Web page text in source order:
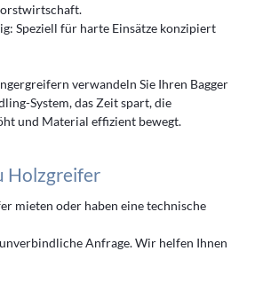
Speziell für harte Einsätze konzipiert
verwandeln Sie Ihren Bagger
System, das Zeit spart, die
und Material effizient bewegt.
Holzgreifer
mieten oder haben eine technische
Anfrage. Wir helfen Ihnen